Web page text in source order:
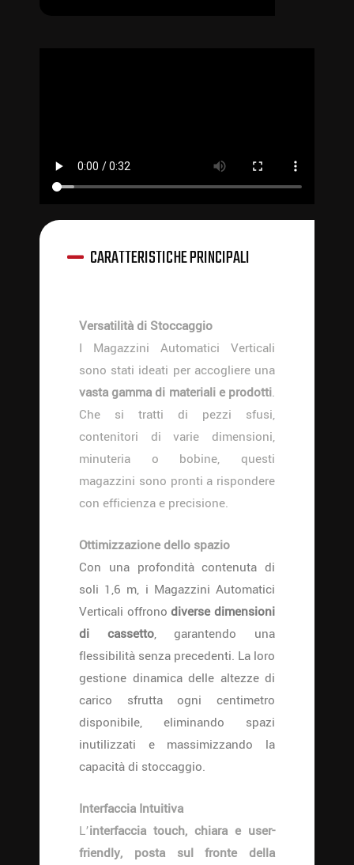
CARATTERISTICHE PRINCIPALI
Versatilità di Stoccaggio
I Magazzini Automatici Verticali
sono stati ideati per accogliere una
vasta gamma di materiali e prodotti.
Che si tratti di pezzi sfusi,
contenitori di varie dimensioni,
minuteria o bobine, questi
magazzini sono pronti a rispondere
con efficienza e precisione.
Ottimizzazione dello spazio
Con una profondità contenuta di
soli 1,6 m, i Magazzini Automatici
Verticali offronodiverse dimensioni
di cassetto, garantendo una
flessibilità senza precedenti. La loro
gestione dinamica delle altezze di
carico sfrutta ogni centimetro
disponibile, eliminando spazi
inutilizzati e massimizzando la
capacità di stoccaggio.
Interfaccia Intuitiva
L’interfaccia touch, chiara e user-
friendly, posta sul fronte della